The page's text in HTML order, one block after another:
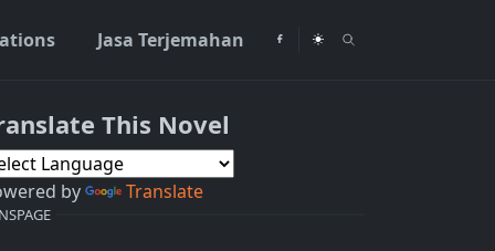
Jasa Terjemahan
This Novel
by Translate